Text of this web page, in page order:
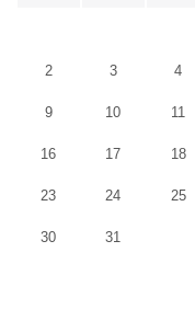
2 3 4
9 10 11
16 17 18
23 24 25
30 31